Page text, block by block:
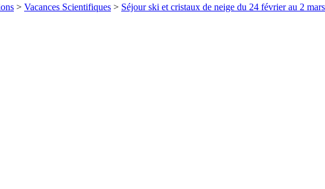
> Vacances Scientifiques > Séjour ski et cristaux de neige du 24 février au 2